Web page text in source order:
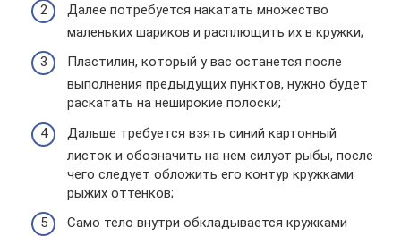
Далее потребуется накатать множество
маленьких шариков и расплющить их в кружки;
Пластилин, который у вас останется после
выполнения предыдущих пунктов, нужно будет
раскатать на неширокие полоски;
Дальше требуется взять синий картонный
листок и обозначить на нем силуэт рыбы, после
чего следует обложить его контур кружками
рыжих оттенков;
Само тело внутри обкладывается кружками